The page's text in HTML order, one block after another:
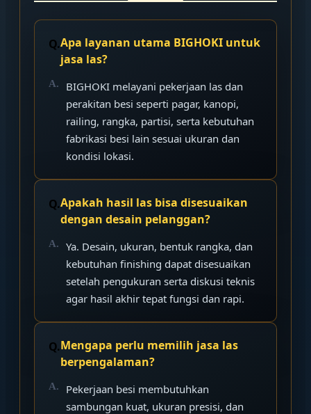
Apa layanan utama BIGHOKI untuk
jasa las?
BIGHOKI melayani pekerjaan las dan
perakitan besi seperti pagar, kanopi,
railing, rangka, partisi, serta kebutuhan
fabrikasi besi lain sesuai ukuran dan
kondisi lokasi.
Apakah hasil las bisa disesuaikan
dengan desain pelanggan?
Ya. Desain, ukuran, bentuk rangka, dan
kebutuhan finishing dapat disesuaikan
setelah pengukuran serta diskusi teknis
agar hasil akhir tepat fungsi dan rapi.
Mengapa perlu memilih jasa las
berpengalaman?
Pekerjaan besi membutuhkan
sambungan kuat, ukuran presisi, dan